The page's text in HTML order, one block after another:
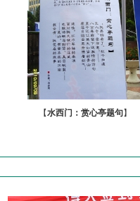
【水西门：赏心亭题句】